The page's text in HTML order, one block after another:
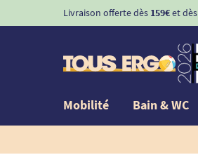
Livraison offerte dès 159€et dès
Mobilité Bain & WC